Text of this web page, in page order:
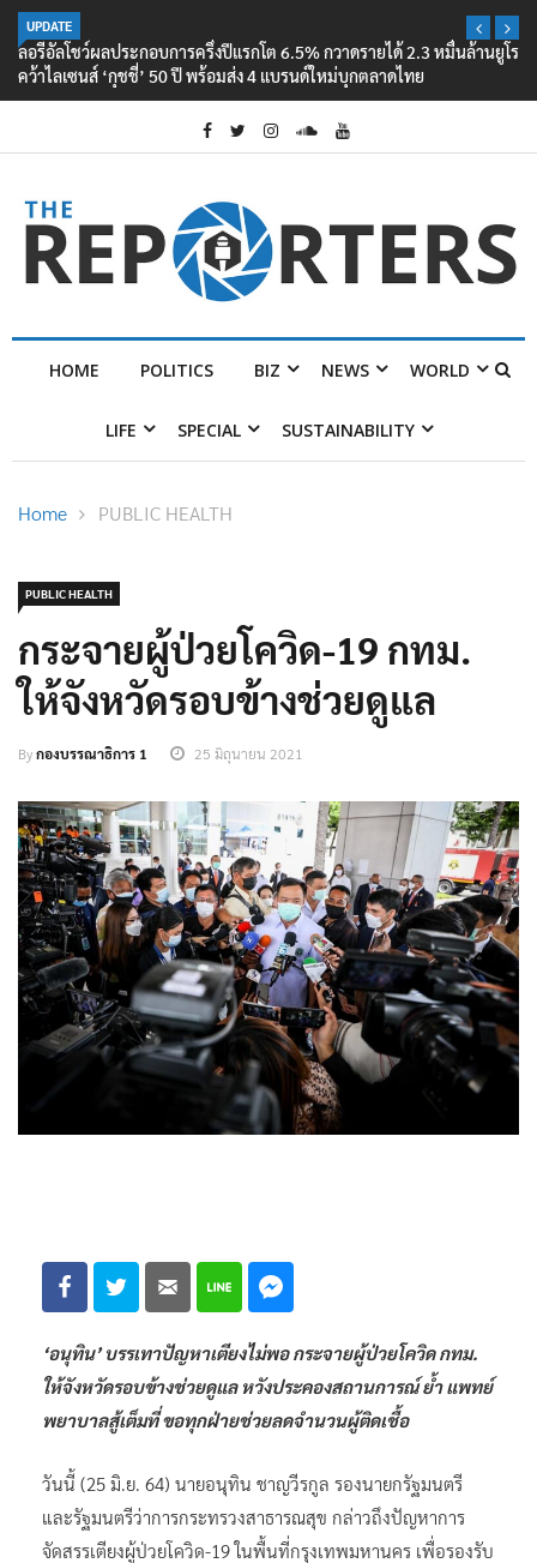
UPDATE
ลอรีอัลโชว์ผลประกอบการครึ่งปีแรกโต 6.5% กวาดรายได้ 2.3 หมื่นล้านยูโร
คว้าไลเซนส์ ‘กุชชี่’ 50 ปี พร้อมส่ง 4 แบรนด์ใหม่บุกตลาดไทย
HOME POLITICS BIZ NEWS WORLD
LIFE SPECIAL SUSTAINABILITY
Home PUBLIC HEALTH
PUBLIC HEALTH
กระจายผู้ป่วยโควิด-19 กทม.
ให้จังหวัดรอบข้างช่วยดูแล
Byกองบรรณาธิการ 1 25 มิถุนายน 2021
‘อนุทิน’ บรรเทาปัญหาเตียงไม่พอ กระจายผู้ป่วยโควิด กทม.
ให้จังหวัดรอบข้างช่วยดูแล หวังประคองสถานการณ์ ย้ำ แพทย์
พยาบาลสู้เต็มที่ ขอทุกฝ่ายช่วยลดจำนวนผู้ติดเชื้อ
วันนี้ (25 มิ.ย. 64) นายอนุทิน ชาญวีรกูล รองนายกรัฐมนตรี
และรัฐมนตรีว่าการกระทรวงสาธารณสุข กล่าวถึงปัญหาการ
จัดสรรเตียงผู้ป่วยโควิด-19 ในพื้นที่กรุงเทพมหานคร เพื่อรองรับ